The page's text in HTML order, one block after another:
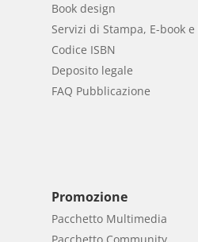
Book design
Servizi di Stampa, E-book
Codice ISBN
Deposito legale
FAQ Pubblicazione
Promozione
Pacchetto Multimedia